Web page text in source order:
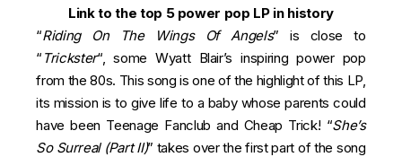
Link to the top 5 power pop LP in history
“Riding On The Wings Of Angels” is close to
“ Trickster“, some Wyatt Blair’s inspiring power pop
from the 80s. This song is one of the highlight of this LP,
its mission is to give life to a baby whose parents could
have been Teenage Fanclub and Cheap Trick! “She’s
So Surreal (Part II)” takes over the first part of the song